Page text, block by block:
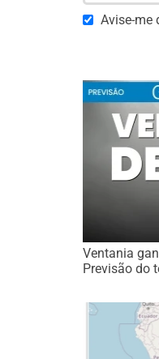
Avise-me
Ventania
Previsão do